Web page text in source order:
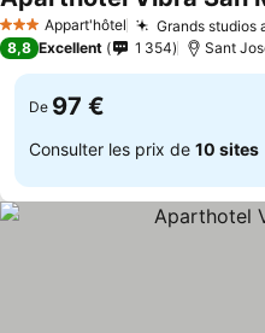
3 ÉtoilesAppart'hôtel Grands studios
8,8 Excellent 1 354 Sant
De 97 €
Consulter les prix de 10 sites